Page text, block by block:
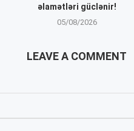
əlamətləri güclənir!
05/08/2026
LEAVE A COMMENT